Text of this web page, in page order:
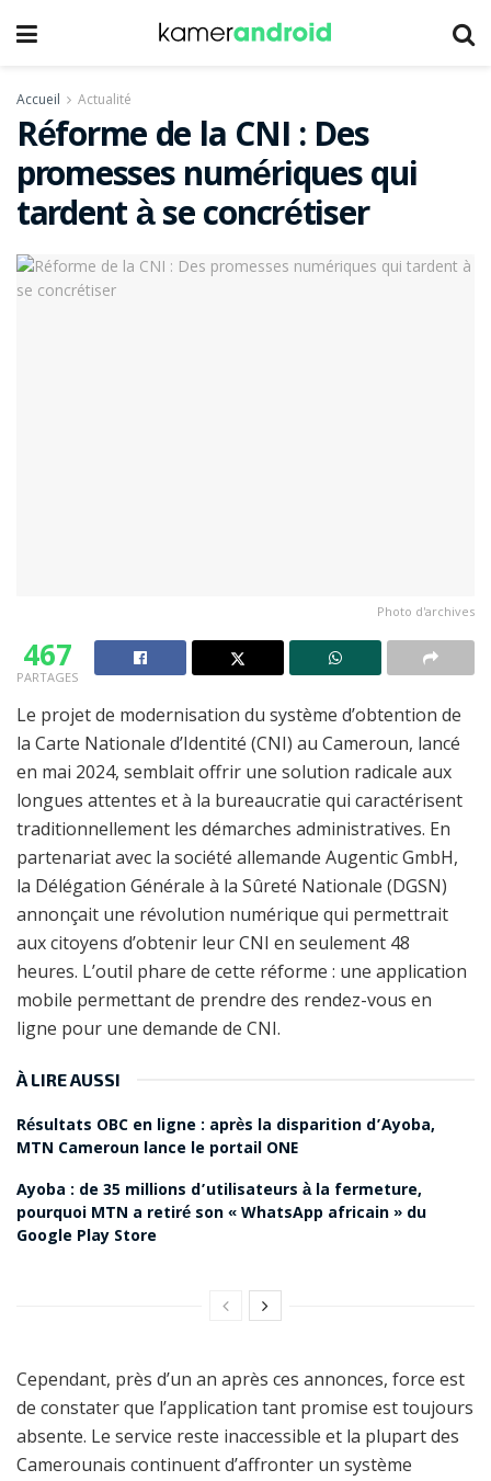
Accueil Actualité
Réforme de la CNI : Des
promesses numériques qui
tardent à se concrétiser
Photo d'archives
467
PARTAGES
Le projet de modernisation du système d’obtention de
la Carte Nationale d’Identité (CNI) au Cameroun, lancé
en mai 2024, semblait offrir une solution radicale aux
longues attentes et à la bureaucratie qui caractérisent
traditionnellement les démarches administratives. En
partenariat avec la société allemande Augentic GmbH,
la Délégation Générale à la Sûreté Nationale (DGSN)
annonçait une révolution numérique qui permettrait
aux citoyens d’obtenir leur CNI en seulement 48
heures. L’outil phare de cette réforme : une application
mobile permettant de prendre des rendez-vous en
ligne pour une demande de CNI.
À LIRE AUSSI
Résultats OBC en ligne : après la disparition d’Ayoba,
MTN Cameroun lance le portail ONE
Ayoba : de 35 millions d’utilisateurs à la fermeture,
pourquoi MTN a retiré son « WhatsApp africain » du
Google Play Store
Cependant, près d’un an après ces annonces, force est
de constater que l’application tant promise est toujours
absente. Le service reste inaccessible et la plupart des
Camerounais continuent d’affronter un système